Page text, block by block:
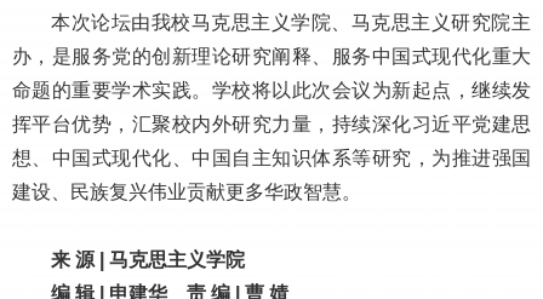
本次论坛由我校马克思主义学院、马克思主义研究院主
办，是服务党的创新理论研究阐释、服务中国式现代化重大
命题的重要学术实践。学校将以此次会议为新起点，继续发
挥平台优势，汇聚校内外研究力量，持续深化习近平党建思
想、中国式现代化、中国自主知识体系等研究，为推进强国
建设、民族复兴伟业贡献更多华政智慧。
来 源 | 马克思主义学院
编 辑 | 申建华 责 编 | 曹 婧